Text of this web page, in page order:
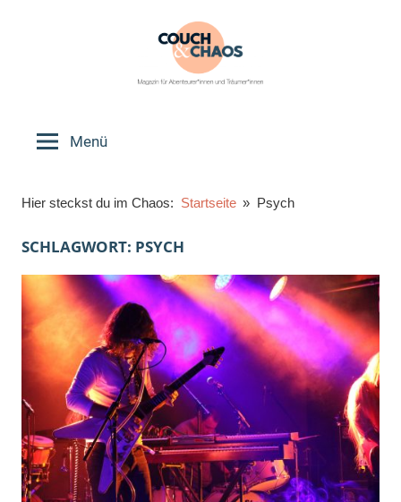
Chaos
Menü
Hier steckst du im Chaos: Startseite Psych
SCHLAGWORT: PSYCH